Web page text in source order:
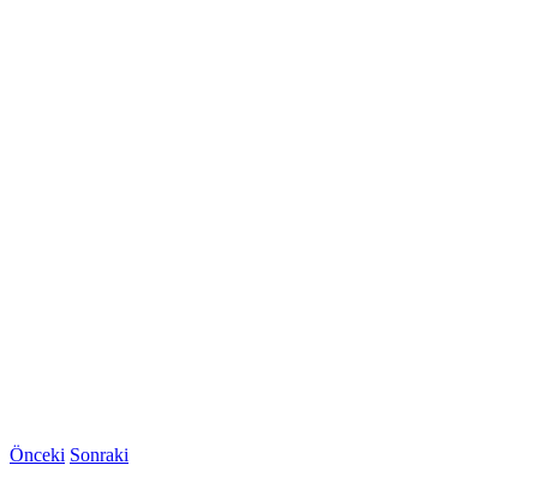
Önceki Sonraki